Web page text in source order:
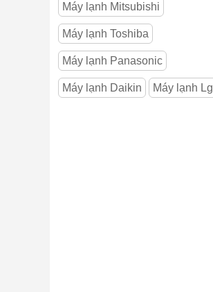
Máy lạnh Mitsubishi
Máy lạnh Toshiba
Máy lạnh Panasonic
Máy lạnh Daikin Máy lạnh Lg